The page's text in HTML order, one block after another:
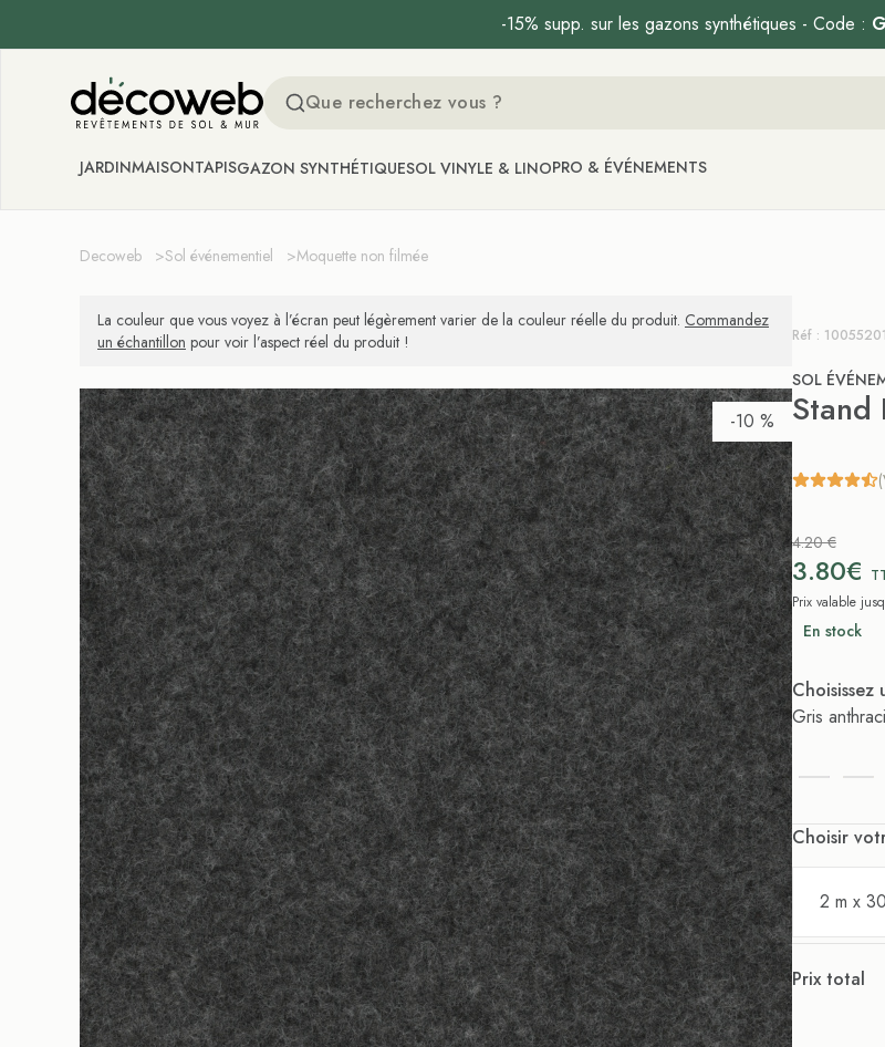
-15% supp. sur les gazons synthétiques - Code :
Decoweb
JARDINMAISONTAPISGAZON SYNTHÉTIQUESOL VINYLE & LINOPRO & ÉVÉNEMENTS
Decoweb >Sol événementiel >Moquette non filmée
La couleur que vous voyez à l’écran peut légèrement varier de la couleur réelle du produit. Commandez
un échantillon pour voir l’aspect réel du produit !
-10 %
Réf : 10055201
SOL
Stand
4.20 €
3.80€
Prix valable
En stock
Choisissez
Gris
Choisir
2 m x
Prix total